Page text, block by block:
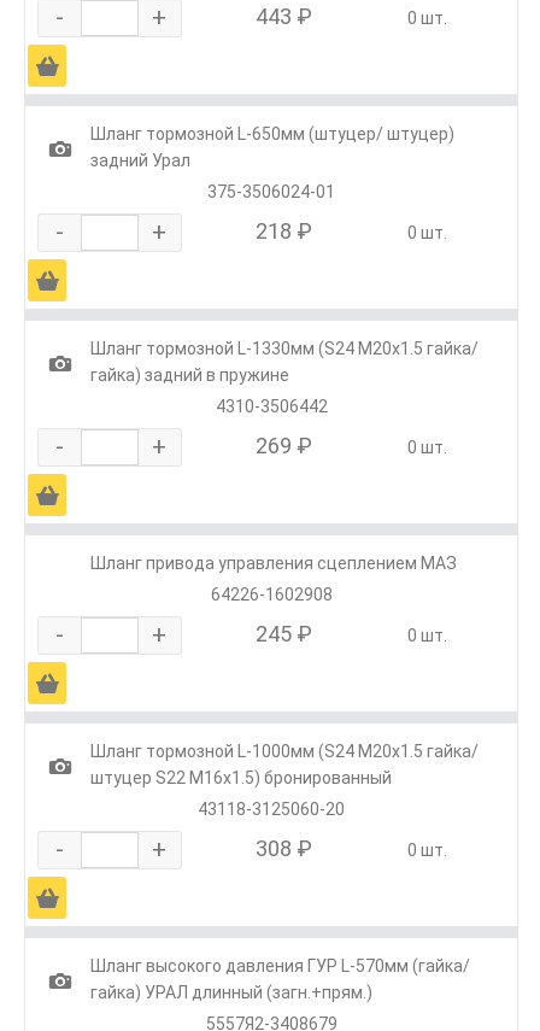
- + 443 ₽ 0 шт.
Ä
1
Шланг тормозной L-650мм (штуцер/ штуцер)
задний Урал
375-3506024-01
- + 218 ₽ 0 шт.
Ä
1
Шланг тормозной L-1330мм (S24 М20х1.5 гайка/
гайка) задний в пружине
4310-3506442
- + 269 ₽ 0 шт.
Ä
Шланг привода управления сцеплением МАЗ
64226-1602908
- + 245 ₽ 0 шт.
Ä
1
Шланг тормозной L-1000мм (S24 М20х1.5 гайка/
штуцер S22 M16х1.5) бронированный
43118-3125060-20
- + 308 ₽ 0 шт.
Ä
1
Шланг высокого давления ГУР L-570мм (гайка/
гайка) УРАЛ длинный (загн.+прям.)
5557Я2-3408679